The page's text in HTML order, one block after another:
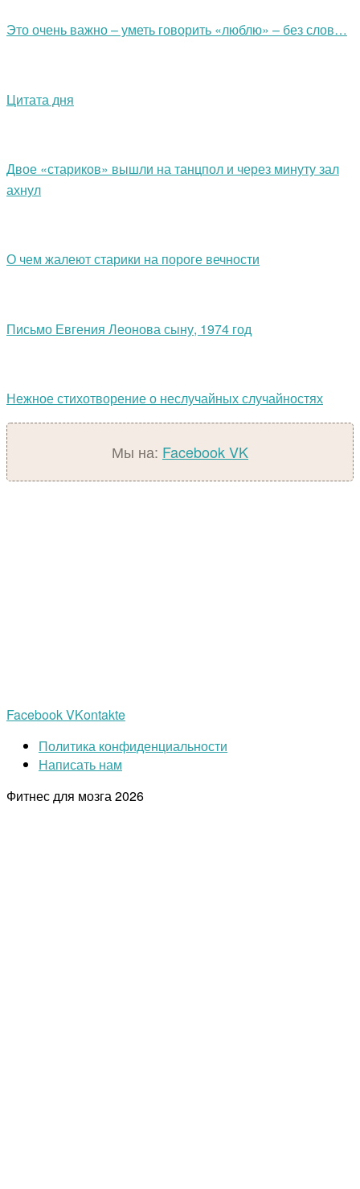
Это очень важно – уметь говорить «люблю» – без слов…
Цитата дня
Двое «стариков» вышли на танцпол и через минуту зал
ахнул
О чем жалеют старики на пороге вечности
Письмо Евгения Леонова сыну, 1974 год
Нежное стихотворение о неслучайных случайностях
Мы на: FacebookVK
FacebookVKontakte
Политика конфиденциальности
Написать нам
Фитнес для мозга2026